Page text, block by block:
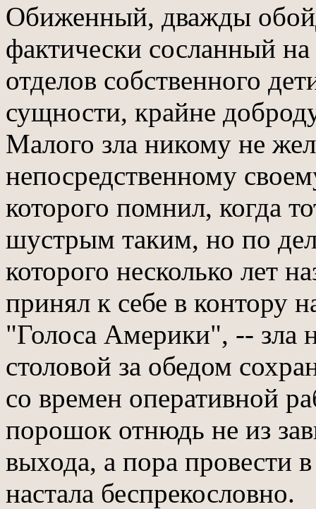
Обиженный, дважды
фактически сосланный
отделов собственного
сущности, крайне
Малого зла никому не
непосредственному
которого помнил, когда
шустрым таким, но по
которого несколько лет
принял к себе в контору
"Голоса Америки", -- зла
столовой за обедом
со времен оперативной
порошок отнюдь не из
выхода, а пора провести
настала беспрекословно.